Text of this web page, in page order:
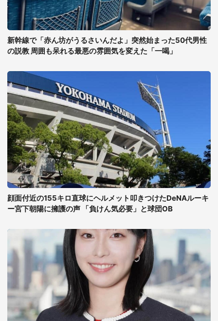
新幹線で「赤ん坊がうるさいんだよ」突然始まった50代男性
の説教 周囲も呆れる最悪の雰囲気を変えた「一喝」
顔面付近の155キロ直球にヘルメット叩きつけたDeNAルーキ
ー宮下朝陽に擁護の声 「負けん気必要」と球団OB